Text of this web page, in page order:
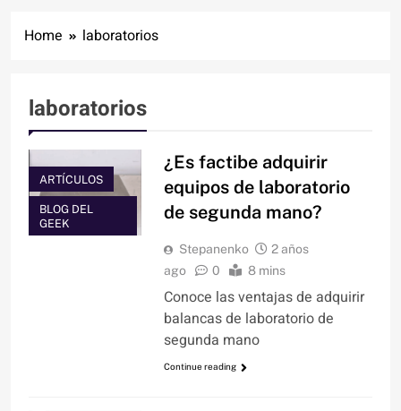
Home laboratorios
laboratorios
ARTÍCULOS
BLOG DEL
GEEK
¿Es factibe adquirir
equipos de laboratorio
de segunda mano?
Stepanenko
2 años
ago
0 8 mins
Conoce las ventajas de adquirir
balancas de laboratorio de
segunda mano
Continue reading